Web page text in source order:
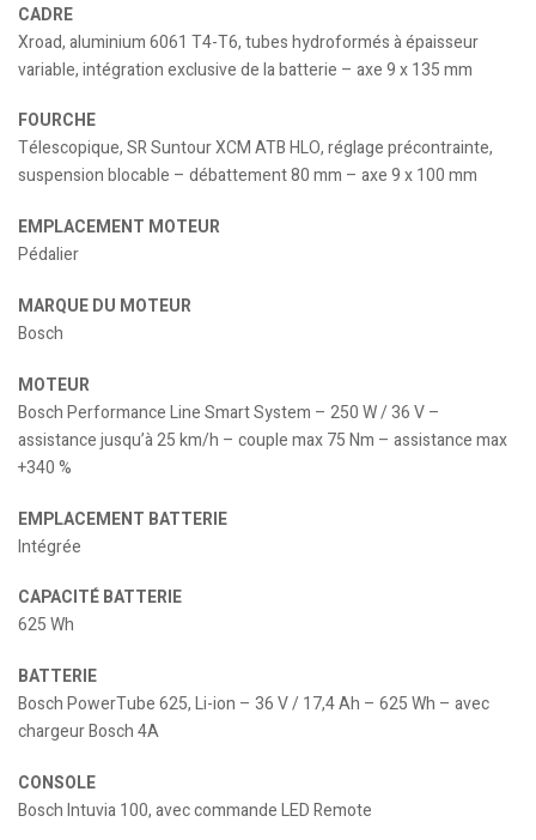
CADRE
Xroad, aluminium 6061 T4-T6, tubes hydroformés à épaisseur
variable, intégration exclusive de la batterie – axe 9 x 135 mm
FOURCHE
Télescopique, SR Suntour XCM ATB HLO, réglage précontrainte,
suspension blocable – débattement 80 mm – axe 9 x 100 mm
EMPLACEMENT MOTEUR
Pédalier
MARQUE DU MOTEUR
Bosch
MOTEUR
Bosch Performance Line Smart System – 250 W / 36 V –
assistance jusqu’à 25 km/h – couple max 75 Nm – assistance max
+340 %
EMPLACEMENT BATTERIE
Intégrée
CAPACITÉ BATTERIE
625 Wh
BATTERIE
Bosch PowerTube 625, Li-ion – 36 V / 17,4 Ah – 625 Wh – avec
chargeur Bosch 4A
CONSOLE
Bosch Intuvia 100, avec commande LED Remote